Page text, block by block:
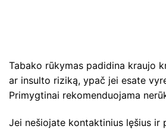
Tabako rūkymas padidina kraujo
ar insulto riziką, ypač jei esate
Primygtinai rekomenduojama
Jei nešiojate kontaktinius lęšius ir